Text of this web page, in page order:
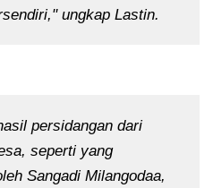
ungkap Lastin.
persidangan dari
seperti yang
Sangadi Milangodaa,